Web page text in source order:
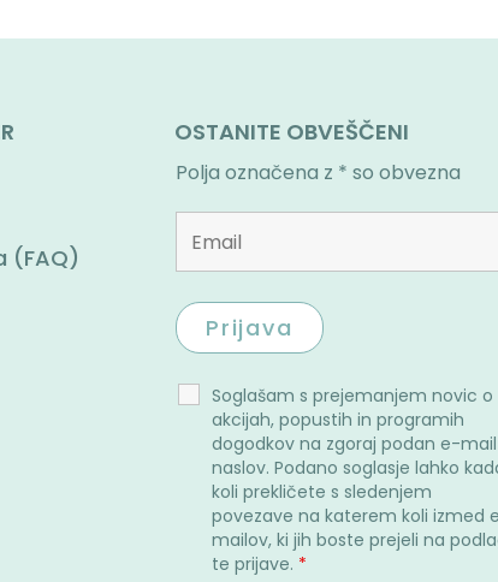
(FAQ)
OSTANITE OBVEŠČENI
Polja označena z * so obvezna
Soglašam s prejemanjem novic o
akcijah, popustih in programih
dogodkov na zgoraj podan e-mail
naslov. Podano soglasje lahko
koli prekličete s sledenjem
povezave na katerem koli izmed
mailov, ki jih boste prejeli na
te prijave. *